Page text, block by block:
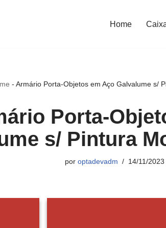
Home
- Armário Porta-Objetos em Aço Galvalume s/
Porta-
s/ Pintura
por optadevadm 14/11/2023